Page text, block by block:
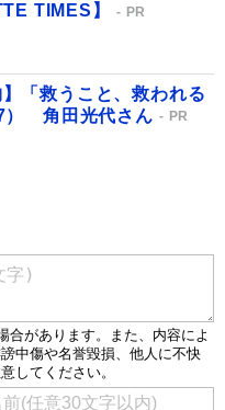
TIMES】
PR
】「救うこと、救われる
） 角田光代さん
PR